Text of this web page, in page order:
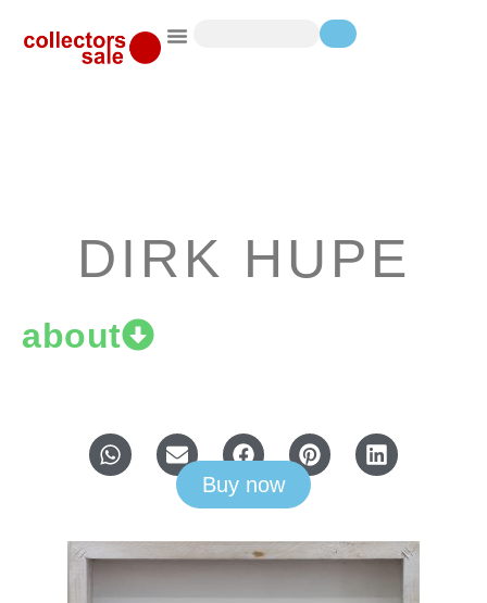
DIRK HUPE
about
Buy now